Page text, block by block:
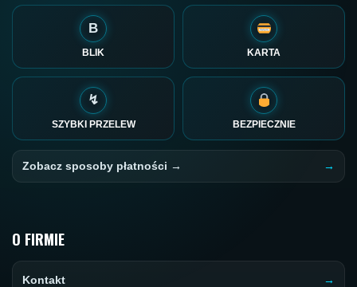
B
BLIK KARTA
↯
SZYBKI PRZELEW BEZPIECZNIE
Zobacz sposoby płatności →
O FIRMIE
Kontakt